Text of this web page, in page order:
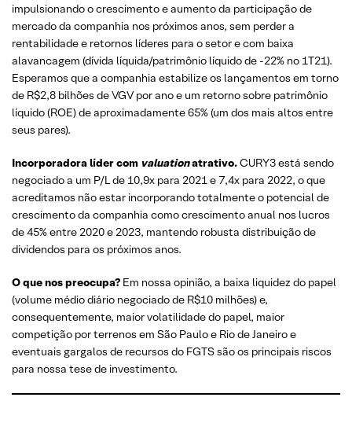
impulsionando o crescimento e aumento da participação de
mercado da companhia nos próximos anos, sem perder a
rentabilidade e retornos líderes para o setor e com baixa
alavancagem (dívida líquida/patrimônio líquido de -22% no 1T21).
Esperamos que a companhia estabilize os lançamentos em torno
de R$2,8 bilhões de VGV por ano e um retorno sobre patrimônio
líquido (ROE) de aproximadamente 65% (um dos mais altos entre
seus pares).
Incorporadora líder com valuationatrativo.CURY3 está sendo
negociado a um P/L de 10,9x para 2021 e 7,4x para 2022, o que
acreditamos não estar incorporando totalmente o potencial de
crescimento da companhia como crescimento anual nos lucros
de 45% entre 2020 e 2023, mantendo robusta distribuição de
dividendos para os próximos anos.
O que nos preocupa? Em nossa opinião, a baixa liquidez do papel
(volume médio diário negociado de R$10 milhões) e,
consequentemente, maior volatilidade do papel, maior
competição por terrenos em São Paulo e Rio de Janeiro e
eventuais gargalos de recursos do FGTS são os principais riscos
para nossa tese de investimento.